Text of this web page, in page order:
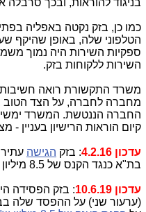
בניגוד להוראות, ובכך
כמו כן, בזק נקטה באפליה
הטלפוני שלה, באופן שהיקף
ספקיות השירות היה נמוך
השירות ללקוחות בזק.
משרד התקשורת רואה
מחברה לחברה, על הצד הטוב
החברה הננטשת. המשרד
קיום הוראות הרישיון
עדכון 4.2.16 : בזק הגישה
בת"א כנגד הקנס של 8.5 מיליון ש"ח האחרון,
עדכון 10.6.19
: בזק הפסידה
(ערעור שני) על ההפסד שלה